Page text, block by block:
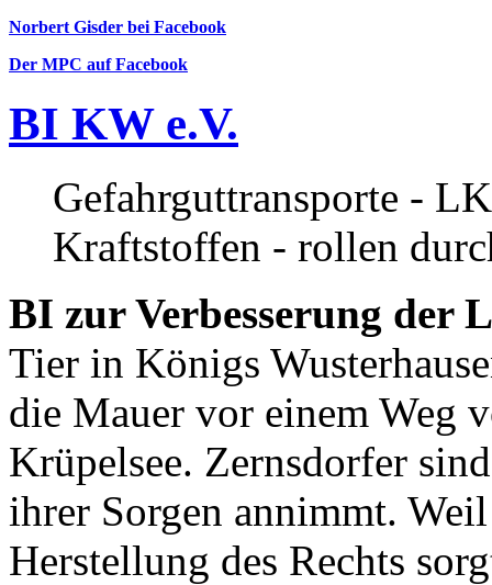
Norbert Gisder bei Facebook
Der MPC auf Facebook
BI KW e.V.
Gefahrguttransporte -
Kraftstoffen - rollen
BI zur Verbesserung der
Tier in Königs
die Mauer vor einem Weg
Krüpelsee. Zernsdorfer
ihrer Sorgen annimmt.
Herstellung des Rechts